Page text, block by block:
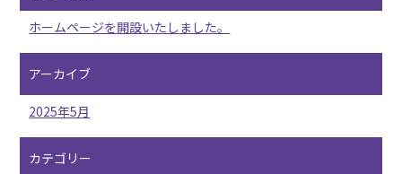
ホームページを開設いたしました。
アーカイブ
2025年5月
カテゴリー